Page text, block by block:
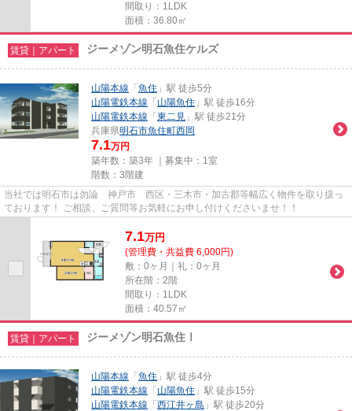
間取り：1LDK
面積：36.80㎡
賃貸｜アパート ジーメゾン明石魚住ケルズ
山陽本線 「 魚住 」駅 徒歩5分
山陽電鉄本線 「 山陽魚住 」駅 徒歩16分
山陽電鉄本線 「 東二見 」駅 徒歩21分
兵庫県明石市魚住町西岡
7.1万円
築年数：築3年 ｜募集中： 1室
階数：3階建
当社では明石市は勿論 神戸市 西区・三木市・加古郡等幅広く物件を取り扱っ
ております！ ご相談、ご質問等お気軽にお申し付けくださいませ！！
7.1万円
(管理費・共益費 6,000円)
敷：0ヶ月｜礼：0ヶ月
所在階：2階
間取り：1LDK
面積：40.57㎡
賃貸｜アパート ジーメゾン明石魚住Ⅰ
山陽本線 「 魚住 」駅 徒歩4分
山陽電鉄本線 「 山陽魚住 」駅 徒歩15分
山陽電鉄本線 「 西江井ヶ島 」駅 徒歩20分